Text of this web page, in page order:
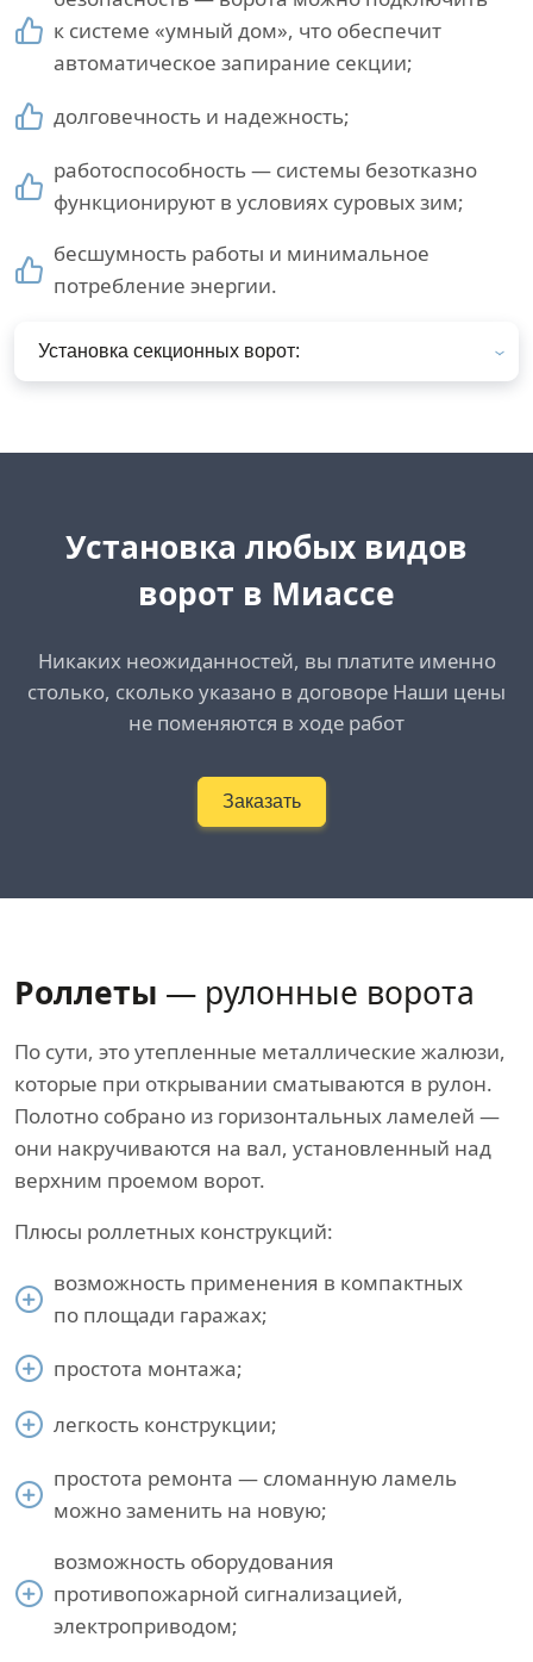
к системе «умный дом», что обеспечит
автоматическое запирание секции;
долговечность и надежность;
работоспособность — системы безотказно
функционируют в условиях суровых зим;
бесшумность работы и минимальное
потребление энергии.
Установка секционных ворот:
Установка любых видов
ворот в Миассе
Никаких неожиданностей, вы платите именно
столько, сколько указано в договоре Наши цены
не поменяются в ходе работ
Заказать
Роллеты — рулонные ворота
По сути, это утепленные металлические жалюзи,
которые при открывании сматываются в рулон.
Полотно собрано из горизонтальных ламелей —
они накручиваются на вал, установленный над
верхним проемом ворот.
Плюсы роллетных конструкций:
возможность применения в компактных
по площади гаражах;
простота монтажа;
легкость конструкции;
простота ремонта — сломанную ламель
можно заменить на новую;
возможность оборудования
противопожарной сигнализацией,
электроприводом;